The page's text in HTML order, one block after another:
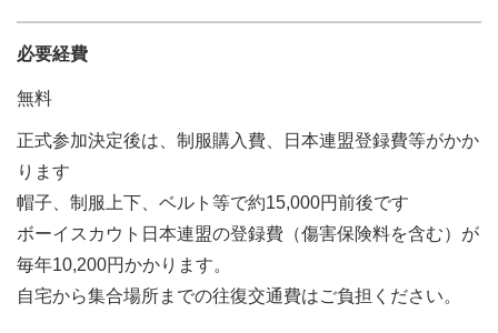
必要経費
無料
正式参加決定後は、制服購入費、日本連盟登録費等がかか
ります
帽子、制服上下、ベルト等で約15,000円前後です
ボーイスカウト日本連盟の登録費（傷害保険料を含む）が
毎年10,200円かかります。
自宅から集合場所までの往復交通費はご負担ください。